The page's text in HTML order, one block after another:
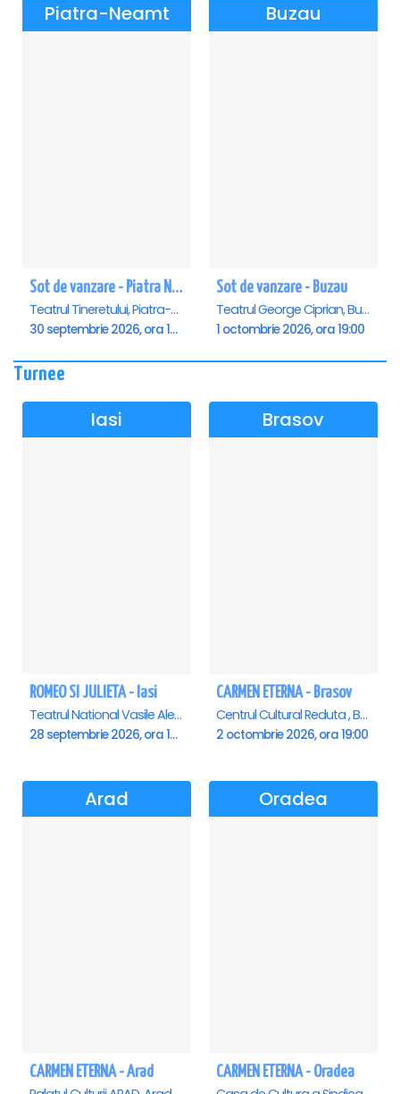
Piatra-Neamt
Sot de vanzare - Piatra Neamt
Teatrul Tineretului, Piatra-Neamt
30 septembrie 2026, ora 19:00
Buzau
Sot de vanzare - Buzau
Teatrul George Ciprian, Buzau
1 octombrie 2026, ora 19:00
Turnee
Iasi
ROMEO SI JULIETA - Iasi
Teatrul National Vasile Alecsandri , Iasi
28 septembrie 2026, ora 19:00
Brasov
CARMEN ETERNA - Brasov
Centrul Cultural Reduta , Brasov
2 octombrie 2026, ora 19:00
Arad
CARMEN ETERNA - Arad
Oradea
CARMEN ETERNA - Oradea